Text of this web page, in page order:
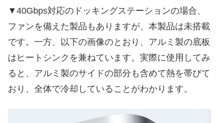
▼40Gbps対応のドッキングステーションの場合、
ファンを備えた製品もありますが、本製品は未搭載
です。一方、以下の画像のとおり、アルミ製の底板
はヒートシンクを兼ねています。実際に使用してみ
ると、アルミ製のサイドの部分も含めて熱を帯びて
おり、全体で冷却していることがわかります。